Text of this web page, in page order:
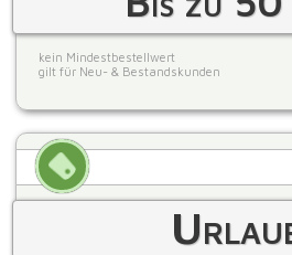
kein Mindestbestellwert
gilt für Neu- & Bestandskunden